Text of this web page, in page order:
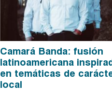
Camará Banda: fusión
latinoamericana
en temáticas de
local